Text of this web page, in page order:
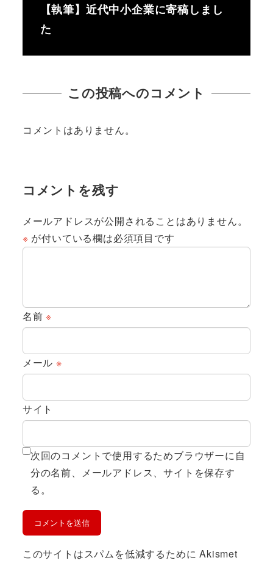
【執筆】近代中小企業に寄稿しまし
た
この投稿へのコメント
コメントはありません。
コメントを残す
メールアドレスが公開されることはありません。
※ が付いている欄は必須項目です
名前※
メール ※
サイト
次回のコメントで使用するためブラウザーに自
分の名前、メールアドレス、サイトを保存す
る。
このサイトはスパムを低減するために Akismet